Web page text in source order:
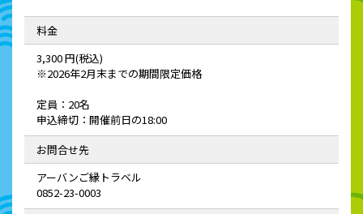
料金
3,300 円(税込)
※2026年2月末までの期間限定価格
定員：20名
申込締切：開催前日の18:00
お問合せ先
アーバンご縁トラベル
0852-23-0003